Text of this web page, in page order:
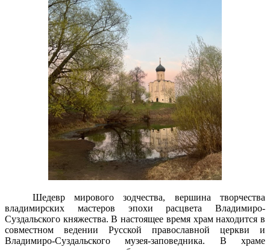
Шедевр мирового зодчества, вершина творчества
владимирских мастеров эпохи расцвета Владимиро-
Суздальского княжества. В настоящее время храм находится в
совместном ведении Русской православной церкви и
Владимиро-Суздальского музея-заповедника. В храме